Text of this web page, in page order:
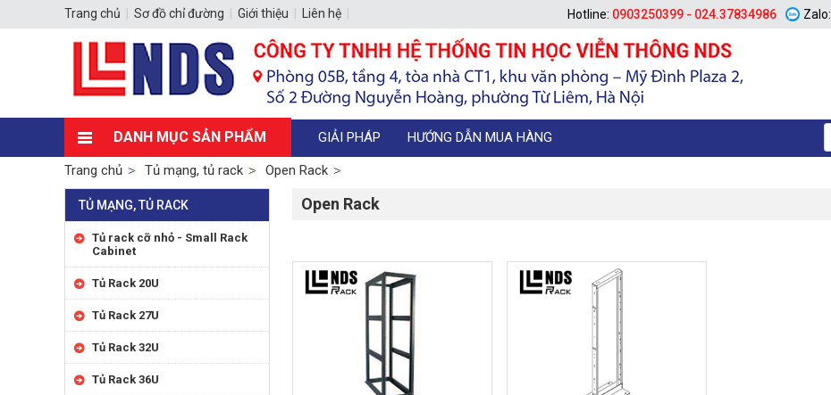
DANH MỤC SẢN PHẨM GIẢI PHÁP HƯỚNG DẪN MUA HÀNG
Trang chủ Tủ mạng, tủ rack Open Rack
TỦ MẠNG, TỦ RACK
Tủ rack cỡ nhỏ - Small Rack
Cabinet
Tủ Rack 20U
Tủ Rack 27U
Tủ Rack 32U
Tủ Rack 36U
Open Rack
Zalo:
Trang chủ Sơ đồ chỉ đường Giới thiệu Liên hệ Hotline: 0903250399 - 024.37834986